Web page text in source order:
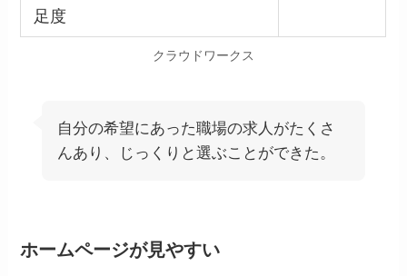
足度
クラウドワークス
自分の希望にあった職場の求人がたくさ
んあり、じっくりと選ぶことができた。
ホームページが見やすい